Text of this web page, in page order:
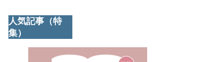
人気記事（特
集）